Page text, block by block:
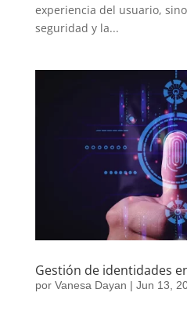
experiencia del usuario,
seguridad y la...
Gestión de identidades
por Vanesa Dayan | Jun 13,